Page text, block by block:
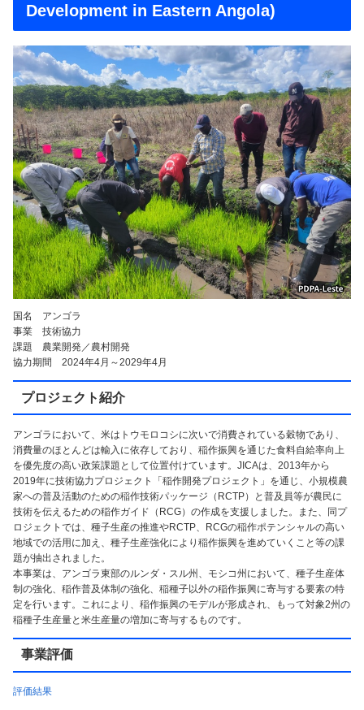
Development in Eastern Angola)
国名 アンゴラ
事業 技術協力
課題 農業開発／農村開発
協力期間 2024年4月～2029年4月
プロジェクト紹介
アンゴラにおいて、米はトウモロコシに次いで消費されている穀物であり、
消費量のほとんどは輸入に依存しており、稲作振興を通じた食料自給率向上
を優先度の高い政策課題として位置付けています。JICAは、2013年から
2019年に技術協力プロジェクト「稲作開発プロジェクト」を通じ、小規模農
家への普及活動のための稲作技術パッケージ（RCTP）と普及員等が農民に
技術を伝えるための稲作ガイド（RCG）の作成を支援しました。また、同プ
ロジェクトでは、種子生産の推進やRCTP、RCGの稲作ポテンシャルの高い
地域での活用に加え、種子生産強化により稲作振興を進めていくこと等の課
題が抽出されました。
本事業は、アンゴラ東部のルンダ・スル州、モシコ州において、種子生産体
制の強化、稲作普及体制の強化、稲種子以外の稲作振興に寄与する要素の特
定を行います。これにより、稲作振興のモデルが形成され、もって対象2州の
稲種子生産量と米生産量の増加に寄与するものです。
事業評価
評価結果